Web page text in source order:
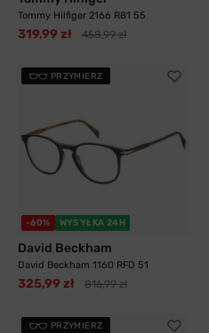
Tommy Hilfiger 2166 R81 55
319,99 zł 458,99 zł
PRZYMIERZ
-60% WYSYŁKA 24H
David Beckham
David Beckham 1160 RFD 51
325,99 zł 816,99 zł
PRZYMIERZ